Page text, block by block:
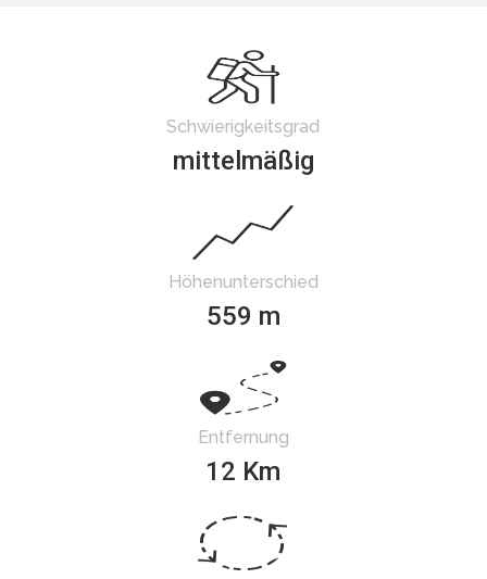
Schwierigkeitsgrad
mittelmäßig
Höhenunterschied
559 m
Entfernung
12 Km